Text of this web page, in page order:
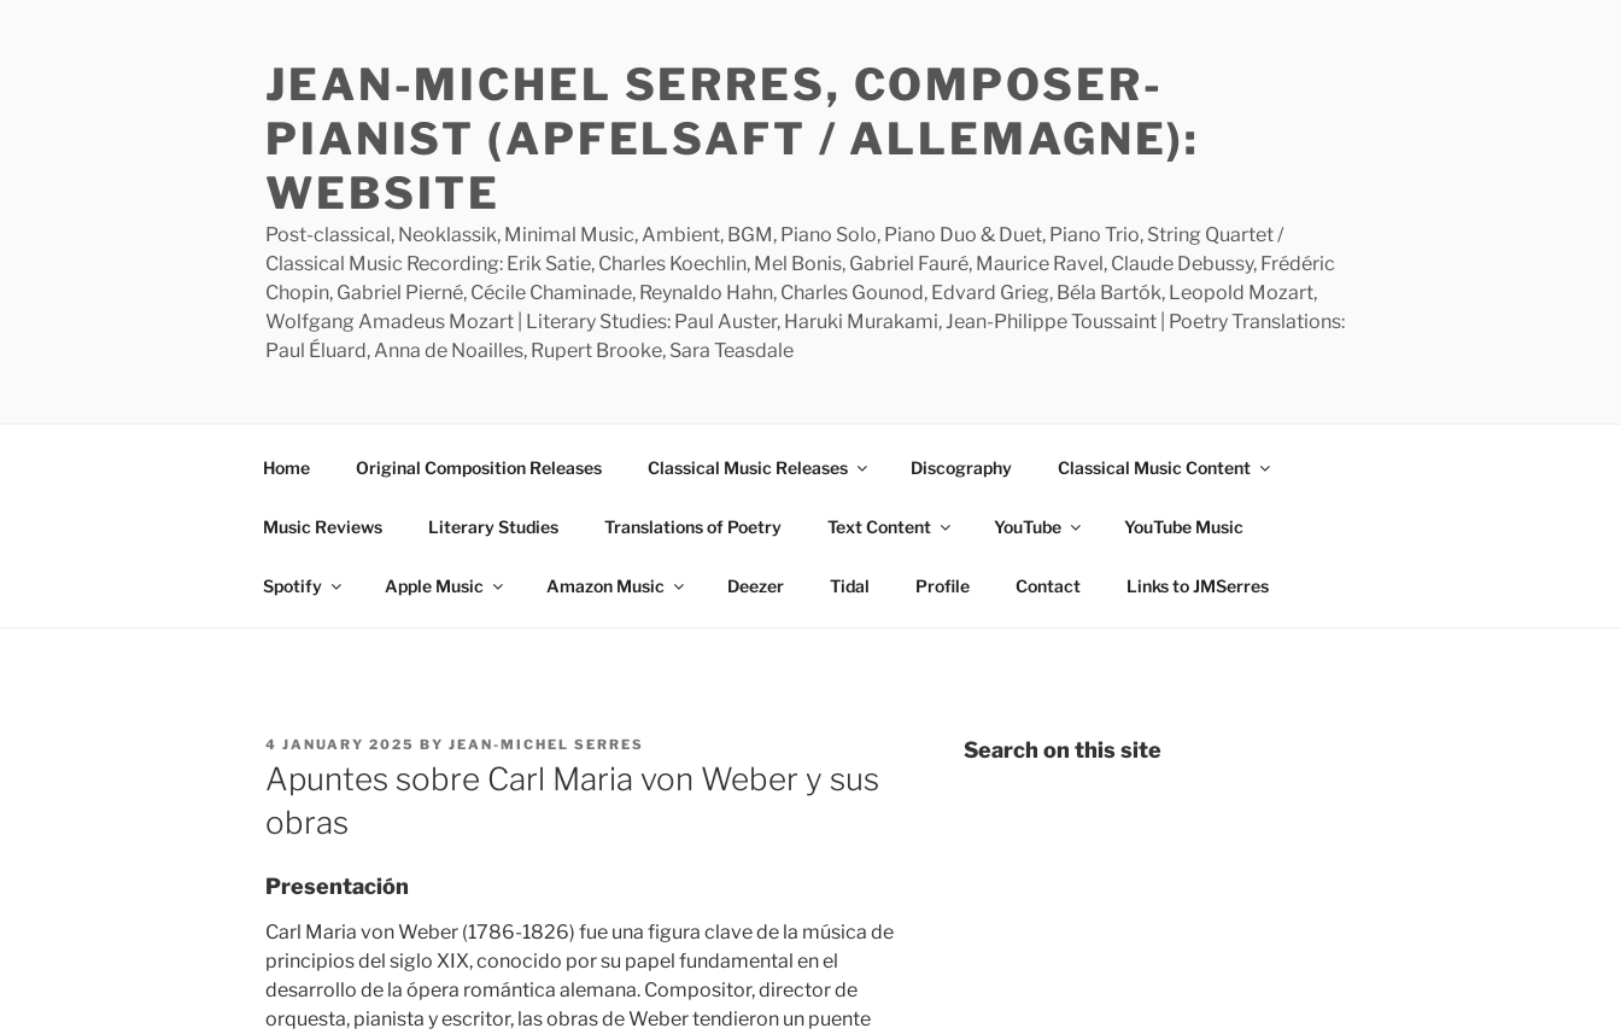
JEAN-MICHEL SERRES, COMPOSER-
PIANIST (APFELSAFT / ALLEMAGNE):
WEBSITE
Post-classical, Neoklassik, Minimal Music, Ambient, BGM, Piano Solo, Piano Duo & Duet, Piano Trio, String Quartet /
Classical Music Recording: Erik Satie, Charles Koechlin, Mel Bonis, Gabriel Fauré, Maurice Ravel, Claude Debussy, Frédéric
Chopin, Gabriel Pierné, Cécile Chaminade, Reynaldo Hahn, Charles Gounod, Edvard Grieg, Béla Bartók, Leopold Mozart,
Wolfgang Amadeus Mozart | Literary Studies: Paul Auster, Haruki Murakami, Jean-Philippe Toussaint | Poetry Translations:
Paul Éluard, Anna de Noailles, Rupert Brooke, Sara Teasdale
Home Original Composition Releases Classical Music Releases Discography Classical Music Content
Music Reviews Literary Studies Translations of Poetry Text Content YouTube YouTube Music
Spotify Apple Music Amazon Music Deezer Tidal Profile Contact Links to JMSerres
POSTED
ON
4 JANUARY 2025 BY JEAN-MICHEL SERRES
Apuntes sobre Carl Maria von Weber y sus
obras
Presentación
Carl Maria von Weber (1786-1826) fue una figura clave de la música de
principios del siglo XIX, conocido por su papel fundamental en el
desarrollo de la ópera romántica alemana. Compositor, director de
orquesta, pianista y escritor, las obras de Weber tendieron un puente
Search on this site